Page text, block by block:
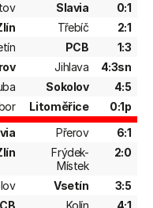
Slavia
0:1
Třebíč
2:1
PCB
1:3
Jihlava
4:3sn
Sokolov
4:5
Litoměřice
0:1p
Přerov
6:1
Frýdek-
Místek
2:0
Vsetín
3:5
Kolín
4:1